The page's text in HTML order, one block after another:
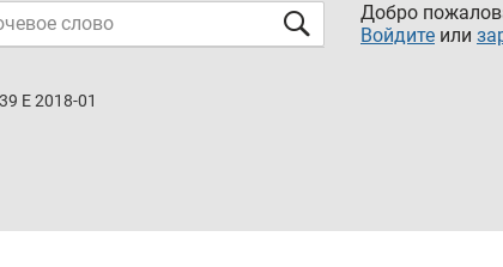
Добро
Войдите или
E 2018-01